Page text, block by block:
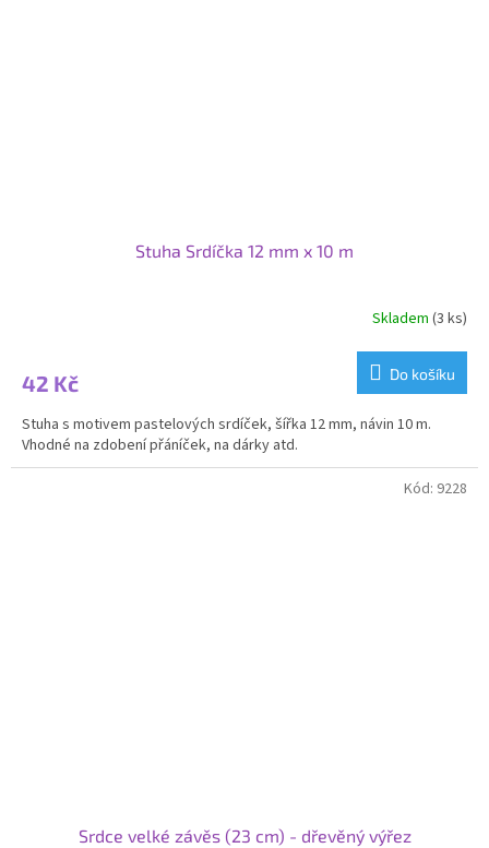
Stuha Srdíčka 12 mm x 10 m
Skladem (3 ks)
42 Kč Do košíku
Stuha s motivem pastelových srdíček, šířka 12 mm, návin 10 m.
Vhodné na zdobení přáníček, na dárky atd.
Srdce velké závěs (23 cm) - dřevěný výřez
Kód: 9228